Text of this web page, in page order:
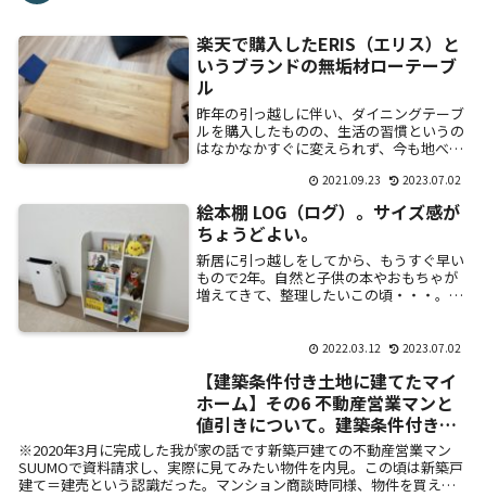
楽天で購入したERIS（エリス）と
いうブランドの無垢材ローテーブ
ル
昨年の引っ越しに伴い、ダイニングテーブ
ルを購入したものの、生活の習慣というの
はなかなかすぐに変えられず、今も地べた
の部屋で奥さんがちょっとした事務をする
ために購入...
2021.09.23 2023.07.02
絵本棚 LOG（ログ）。サイズ感が
ちょうどよい。
新居に引っ越しをしてから、もうすぐ早い
もので2年。自然と子供の本やおもちゃが
増えてきて、整理したいこの頃・・・。寝
2022.03.12 2023.07.02
【建築条件付き土地に建てたマイ
ホーム】その6 不動産営業マンと
値引きについて。建築条件付き土
地を知る。
※2020年3月に完成した我が家の話です新築戸建ての不動産営業マン
SUUMOで資料請求し、実際に見てみたい物件を内見。この頃は新築戸
建て＝建売という認識だった。マンション商談時同様、物件を買える